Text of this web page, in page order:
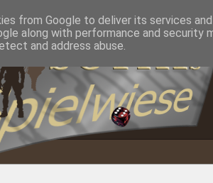
Datenschutzererklärung
from Google to deliver its services
along with performance and
and address abuse.